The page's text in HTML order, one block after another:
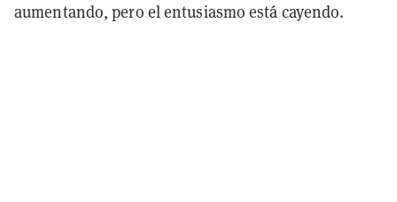
aumentando, pero el entusiasmo está cayendo.